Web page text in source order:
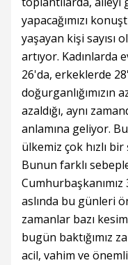
yapacağımızı
yaşayan kişi sayısı
artıyor. Kadınlarda
26'da, erkeklerde
doğurganlığımızın
azaldığı, aynı
anlamına geliyor.
ülkemiz çok hızlı
Bunun farklı
aslında bu günleri
zamanlar bazı
bugün baktığımız
acil, vahim ve